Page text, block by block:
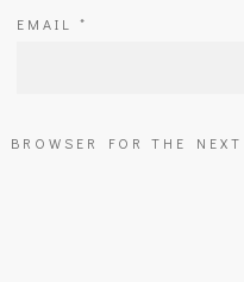
EMAIL *
FOR THE